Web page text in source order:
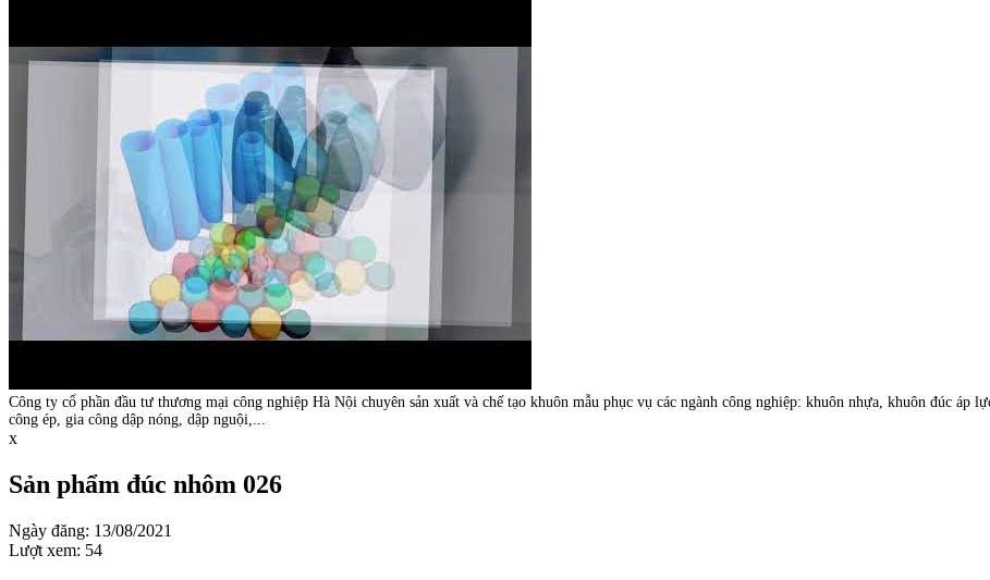
Công ty cổ phần đầu tư thương mại công nghiệp Hà Nội chuyên sản xuất và chế tạo khuôn mẫu phục vụ các ngành công nghiệp: khuôn nhựa, khuôn đúc
công ép, gia công dập nóng, dập nguội,...
x
Sản phẩm đúc nhôm 026
Ngày đăng: 13/08/2021
Lượt xem: 54